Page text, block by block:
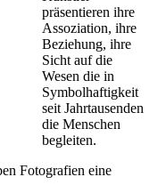
präsentieren ihre
Assoziation, ihre
Beziehung, ihre
Sicht auf die
Wesen die in
Symbolhaftigkeit
seit Jahrtausenden
die Menschen
begleiten.
Fotografien eine